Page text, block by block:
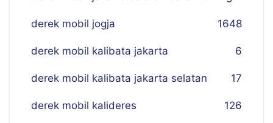
48
derek mobil jogja 16
derek mobil kalibata jakarta 6
derek mobil kalibata jakarta selatan 17
derek mobil kalideres 126